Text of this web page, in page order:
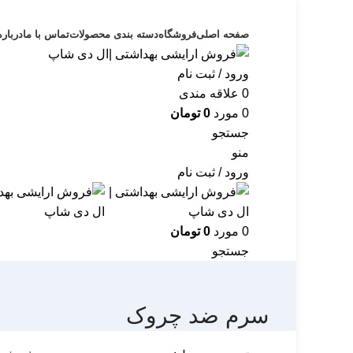
صفحه اصلیفروشگاهدسته بندی محصولاتتماس با ما
ورود / ثبت نام
0 علاقه مندی
0 مورد 0 تومان
جستجو
منو
ورود / ثبت نام
0 مورد 0 تومان
جستجو
سرم ضد چروک